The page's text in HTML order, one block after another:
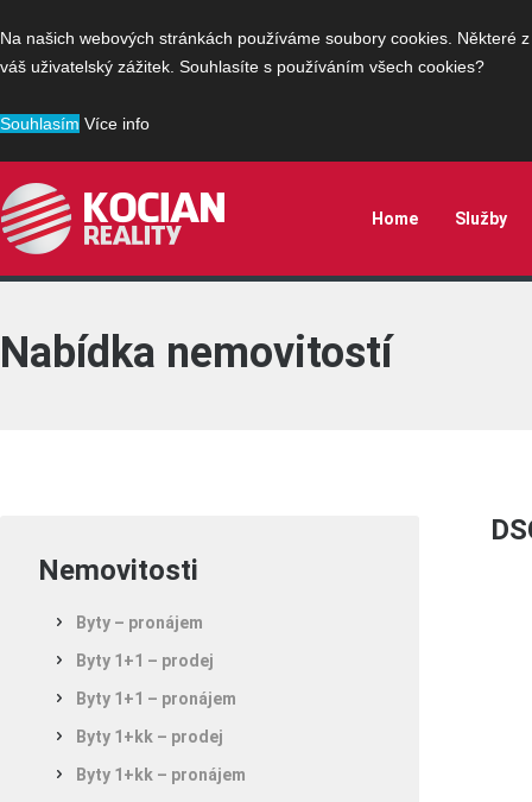
Na našich webových stránkách používáme soubory cookies.
váš uživatelský zážitek. Souhlasíte s používáním všech cookies?
Souhlasím Více info
Home Služby
Nabídka nemovitostí
Nemovitosti
Byty – pronájem
Byty 1+1 – prodej
Byty 1+1 – pronájem
Byty 1+kk – prodej
Byty 1+kk – pronájem